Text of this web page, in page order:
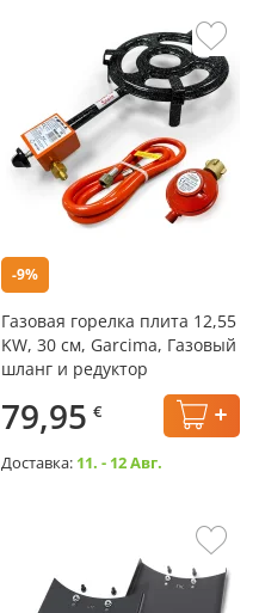
-9%
Газовая горелка плита 12,55
KW, 30 см, Garcima, Газовый
шланг и редуктор
79,95 €
Доставка: 11. - 12 Авг.